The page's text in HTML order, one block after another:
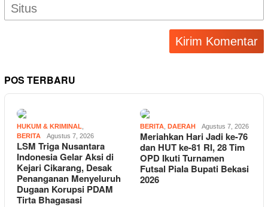
POS TERBARU
HUKUM & KRIMINAL
BERITA
Agustus 7, 2026
LSM Triga Nusantara
Indonesia Gelar Aksi di
Kejari Cikarang, Desak
Penanganan Menyeluruh
Dugaan Korupsi PDAM
Tirta Bhagasasi
BERITA DAERAH Agustus 7, 2026
Meriahkan Hari Jadi ke-76
dan HUT ke-81 RI, 28 Tim
OPD Ikuti Turnamen
Futsal Piala Bupati Bekasi
2026